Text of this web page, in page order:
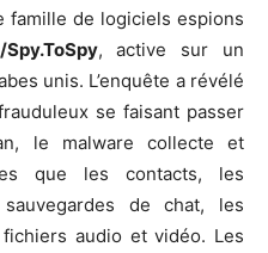
famille de logiciels espions
, active sur un
unis. L’enquête a révélé
se faisant passer
le malware collecte et
que les contacts, les
de chat, les
audio et vidéo. Les